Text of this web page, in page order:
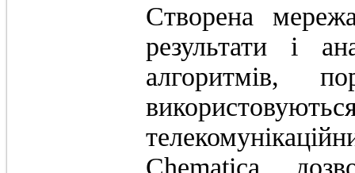
Створена
результати і
алгоритмів,
Chematica